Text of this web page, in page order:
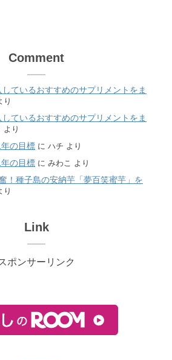
Comment
ているおすすめのサプリメントをま
り
ているおすすめのサプリメントをま
より
の目標 に ハチ より
の目標 に みわこ より
！種子島の安納芋「夢百笑蜜芋」を
り
Link
ポンサーリンク